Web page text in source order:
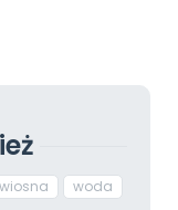
wiosna woda